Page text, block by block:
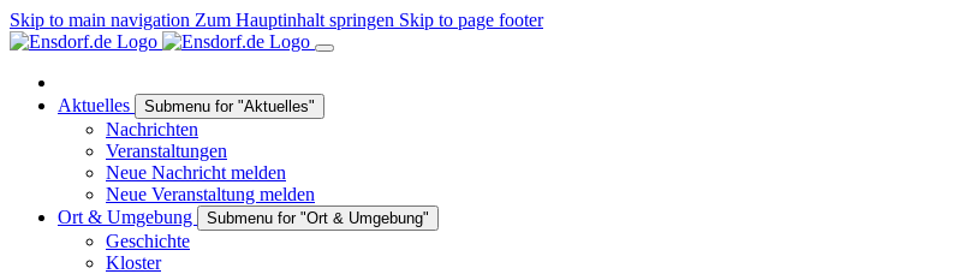
Skip to main navigation Zum Hauptinhalt springen Skip to page footer
Aktuelles Submenu for "Aktuelles"
Nachrichten
Veranstaltungen
Neue Nachricht melden
Neue Veranstaltung melden
Ort & Umgebung
Submenu for "Ort & Umgebung"
Geschichte
Kloster